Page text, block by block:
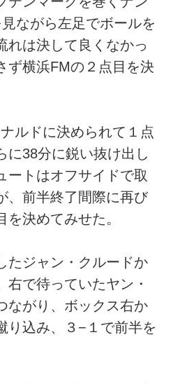
ながら左足でボールを
れは決して良くなかっ
ず横浜FMの２点目を決
ルドに決められて１点
に38分に鋭い抜け出し
ートはオフサイドで取
、前半終了間際に再び
決めてみせた。
ジャン・クルードか
右で待っていたヤン・
ながり、ボックス右か
り込み、３−１で前半を